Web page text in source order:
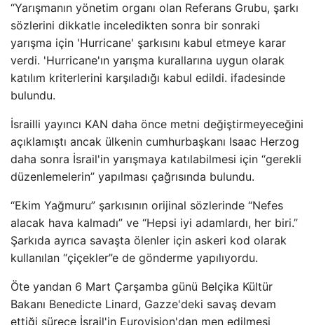
“Yarışmanın yönetim organı olan Referans Grubu, şarkı
sözlerini dikkatle inceledikten sonra bir sonraki
yarışma için 'Hurricane' şarkısını kabul etmeye karar
verdi. 'Hurricane'ın yarışma kurallarına uygun olarak
katılım kriterlerini karşıladığı kabul edildi. ifadesinde
bulundu.
İsrailli yayıncı KAN daha önce metni değiştirmeyeceğini
açıklamıştı ancak ülkenin cumhurbaşkanı Isaac Herzog
daha sonra İsrail'in yarışmaya katılabilmesi için “gerekli
düzenlemelerin” yapılması çağrısında bulundu.
“Ekim Yağmuru” şarkısının orijinal sözlerinde “Nefes
alacak hava kalmadı” ve “Hepsi iyi adamlardı, her biri.”
Şarkıda ayrıca savaşta ölenler için askeri kod olarak
kullanılan “çiçekler”e de gönderme yapılıyordu.
Öte yandan 6 Mart Çarşamba günü Belçika Kültür
Bakanı Benedicte Linard, Gazze'deki savaş devam
ettiği sürece İsrail'in Eurovision'dan men edilmesi